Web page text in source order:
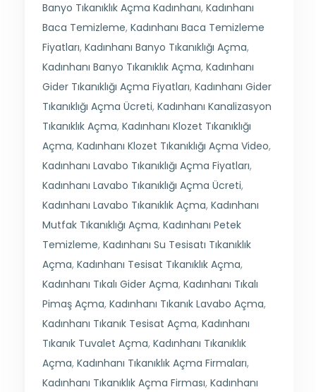
Banyo Tıkanıklık Açma Kadınhanı, Kadınhanı
Baca Temizleme, Kadınhanı Baca Temizleme
Fiyatları, Kadınhanı Banyo Tıkanıklığı Açma,
Kadınhanı Banyo Tıkanıklık Açma, Kadınhanı
Gider Tıkanıklığı Açma Fiyatları, Kadınhanı Gider
Tıkanıklığı Açma Ücreti, Kadınhanı Kanalizasyon
Tıkanıklık Açma, Kadınhanı Klozet Tıkanıklığı
Açma, Kadınhanı Klozet Tıkanıklığı Açma Video,
Kadınhanı Lavabo Tıkanıklığı Açma Fiyatları,
Kadınhanı Lavabo Tıkanıklığı Açma Ücreti,
Kadınhanı Lavabo Tıkanıklık Açma, Kadınhanı
Mutfak Tıkanıklığı Açma, Kadınhanı Petek
Temizleme, Kadınhanı Su Tesisatı Tıkanıklık
Açma, Kadınhanı Tesisat Tıkanıklık Açma,
Kadınhanı Tıkalı Gider Açma, Kadınhanı Tıkalı
Pimaş Açma, Kadınhanı Tıkanık Lavabo Açma,
Kadınhanı Tıkanık Tesisat Açma, Kadınhanı
Tıkanık Tuvalet Açma, Kadınhanı Tıkanıklık
Açma, Kadınhanı Tıkanıklık Açma Firmaları,
Kadınhanı Tıkanıklık Açma Firması, Kadınhanı